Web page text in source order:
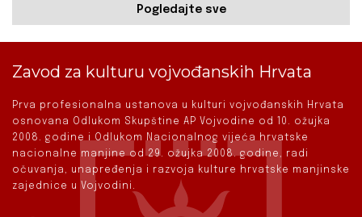
Pogledajte sve
Zavod za kulturu vojvođanskih Hrvata
Prva profesionalna ustanova u kulturi vojvođanskih Hrvata
osnovana Odlukom Skupštine AP Vojvodine od 10. ožujka
2008. godine i Odlukom Nacionalnog vijeća hrvatske
nacionalne manjine od 29. ožujka 2008. godine, radi
očuvanja, unapređenja i razvoja kulture hrvatske manjinske
zajednice u Vojvodini.